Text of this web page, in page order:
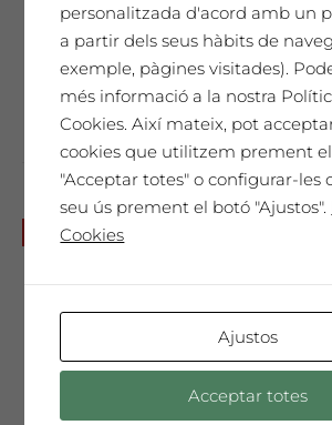
era:
10,00€.
és:
8,00€.
No et perdis aquesta sessió única!
Afegeix a la cistella
No disponible
popular.
20,00
personalitzada d'acord amb un
a partir dels seus hàbits de
exemple, pàgines visitades).
més informació a la nostra
Cookies. Així mateix, pot
cookies que utilitzem prement
"Acceptar totes" o configurar-les
seu ús prement el botó "Ajustos".
Cookies
Ajustos
Acceptar totes